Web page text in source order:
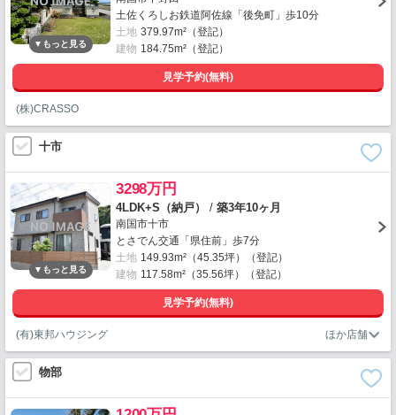
土佐くろしお鉄道阿佐線「後免町」歩10分
土地 379.97m²（登記）
建物 184.75m²（登記）
見学予約(無料)
(株)CRASSO
十市
3298万円
4LDK+S（納戸） / 築3年10ヶ月
南国市十市
とさでん交通「県住前」歩7分
土地 149.93m²（45.35坪）（登記）
建物 117.58m²（35.56坪）（登記）
見学予約(無料)
(有)東邦ハウジング
物部